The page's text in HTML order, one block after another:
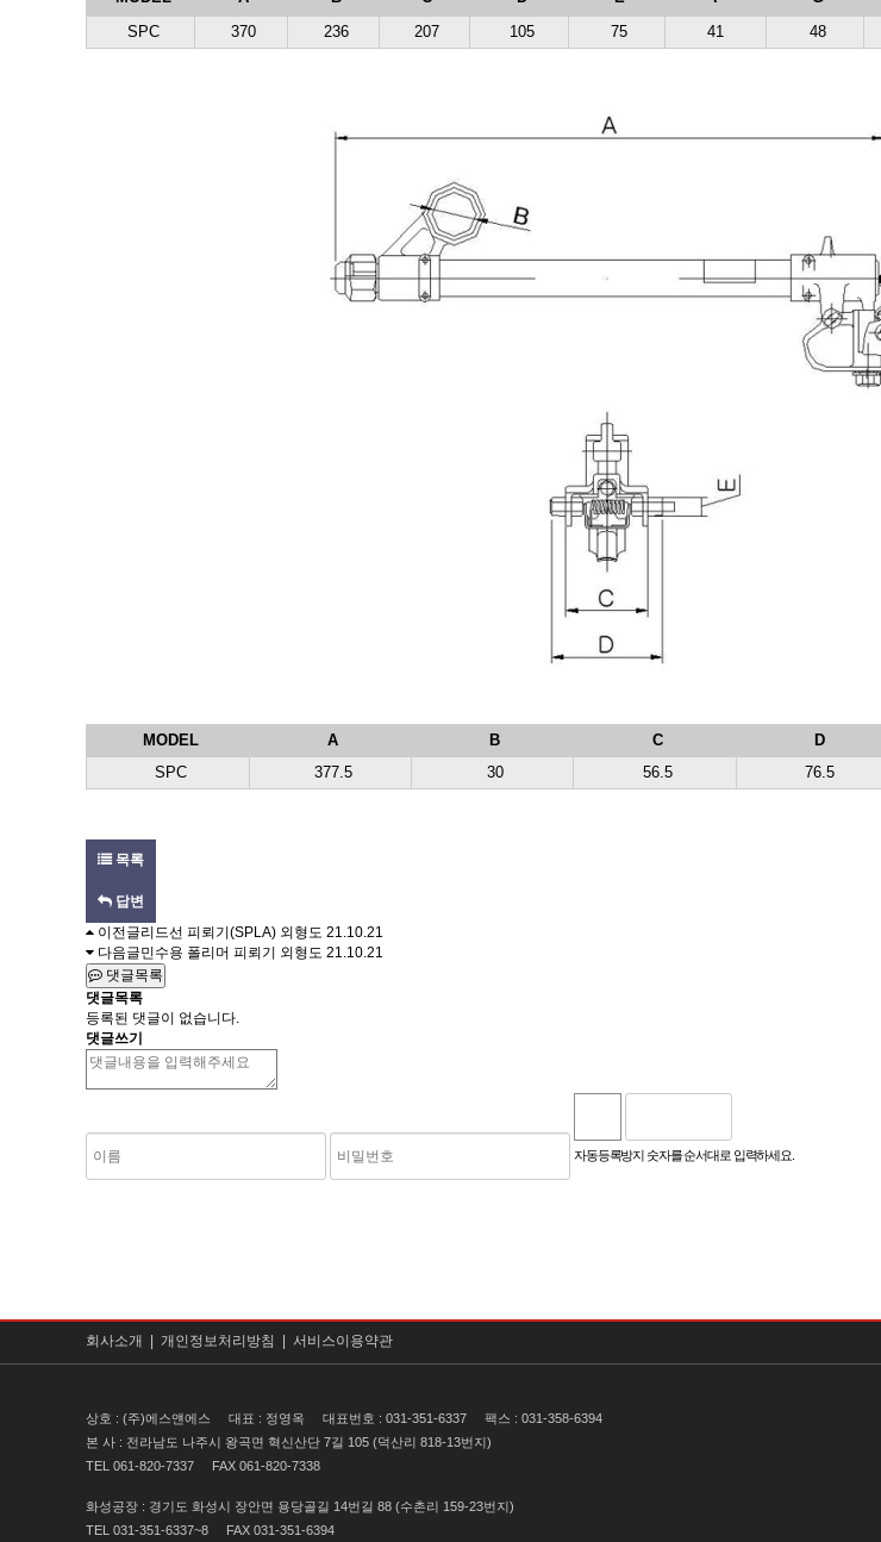
SPC
370 236 207 105 75 41 48
MODEL A B C D
SPC
377.5 30 56.5 76.5
목록
답변
이전글리드선 피뢰기(SPLA) 외형도 21.10.21
다음글민수용 폴리머 피뢰기 외형도 21.10.21
댓글목록
댓글목록
등록된 댓글이 없습니다.
댓글쓰기
자동등록방지 숫자를 순서대로 입력하세요.
회사소개 | 개인정보처리방침 | 서비스이용약관
상호 : (주)에스얜에스 대표 : 정영옥 대표번호 : 031-351-6337
팩스 : 031-358-6394
본 사 : 전라남도 나주시 왕곡면 혁신산단 7길 105 (덕산리 818-13번지)
TEL 061-820-7337
FAX 061-820-7338
화성공장 : 경기도 화성시 장안면 용당골길 14번길 88 (수촌리 159-23번지)
TEL 031-351-6337~8
FAX 031-351-6394